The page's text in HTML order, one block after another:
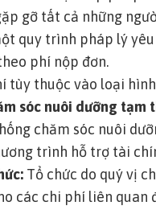
gỡ tất cả những
quy trình pháp lý
phí nộp đơn.
tùy thuộc vào loại
sóc nuôi dưỡng tạm
chăm sóc nuôi
trình hỗ trợ tài
Tổ chức do quý vị
các chi phí liên quan